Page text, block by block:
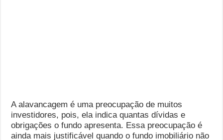
A alavancagem é uma preocupação de muitos
investidores, pois, ela indica quantas dívidas e
obrigações o fundo apresenta. Essa preocupação é
ainda mais justificável quando o fundo imobiliário não